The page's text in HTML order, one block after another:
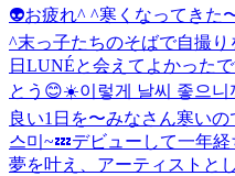
👽お疲れ^ ^寒くなってきた
^末っ子たちのそばで自撮
日LUNÉと会えてよかった
とう😊☀️이렇게 날씨 좋으
良い1日を〜みなさん寒いの
스미~💤デビューして一年
夢を叶え、アーティストと